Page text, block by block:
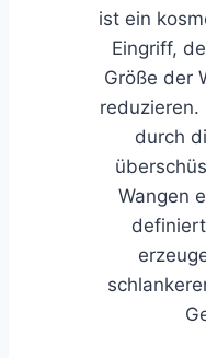
ist ein
Eingriff,
Größe der
reduzieren.
durch
Wangen